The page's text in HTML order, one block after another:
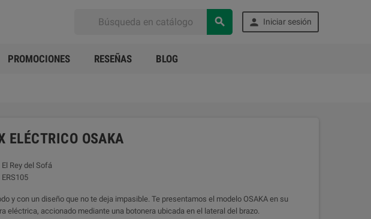
  Iniciar sesión
PROMOCIONES RESEÑAS BLOG
ELÉCTRICO OSAKA
El Rey del Sofá
ERS105
y con un diseño que no te deja impasible. Te presentamos el modelo OSAKA en su
eléctrica, accionado mediante una botonera ubicada en el lateral del brazo.